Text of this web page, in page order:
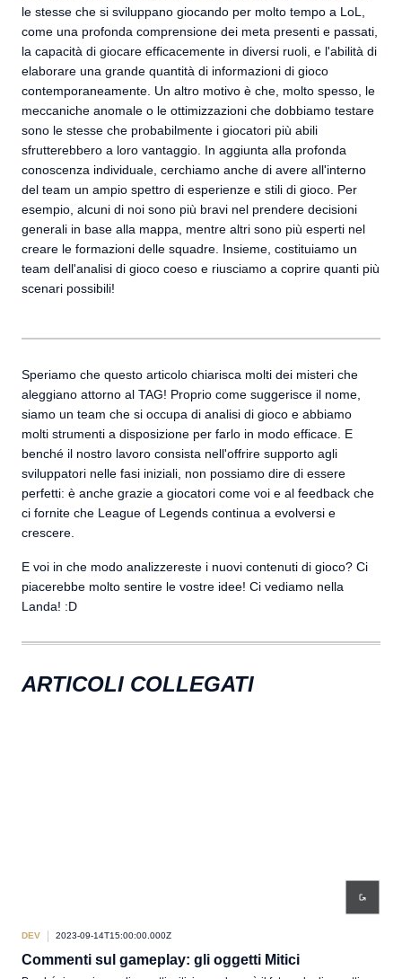
le stesse che si sviluppano giocando per molto tempo a LoL,
come una profonda comprensione dei meta presenti e passati,
la capacità di giocare efficacemente in diversi ruoli, e l'abilità di
elaborare una grande quantità di informazioni di gioco
contemporaneamente. Un altro motivo è che, molto spesso, le
meccaniche anomale o le ottimizzazioni che dobbiamo testare
sono le stesse che probabilmente i giocatori più abili
sfrutterebbero a loro vantaggio. In aggiunta alla profonda
conoscenza individuale, cerchiamo anche di avere all'interno
del team un ampio spettro di esperienze e stili di gioco. Per
esempio, alcuni di noi sono più bravi nel prendere decisioni
generali in base alla mappa, mentre altri sono più esperti nel
creare le formazioni delle squadre. Insieme, costituiamo un
team dell'analisi di gioco coeso e riusciamo a coprire quanti più
scenari possibili!
Speriamo che questo articolo chiarisca molti dei misteri che
aleggiano attorno al TAG! Proprio come suggerisce il nome,
siamo un team che si occupa di analisi di gioco e abbiamo
molti strumenti a disposizione per farlo in modo efficace. E
benché il nostro lavoro consista nell'offrire supporto agli
sviluppatori nelle fasi iniziali, non possiamo dire di essere
perfetti: è anche grazie a giocatori come voi e al feedback che
ci fornite che League of Legends continua a evolversi e
crescere.
E voi in che modo analizzereste i nuovi contenuti di gioco? Ci
piacerebbe molto sentire le vostre idee! Ci vediamo nella
Landa! :D
ARTICOLI COLLEGATI
DEV 2023-09-14T15:00:00.000Z
Commenti sul gameplay: gli oggetti Mitici